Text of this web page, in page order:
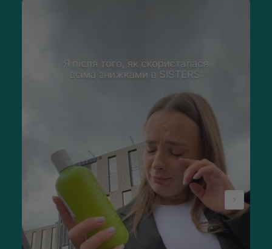
розпадається і справляє неохайне враження. Причиною є
мокра шкіра голови. Для боротьби з цією поширеною
регулювальний шампунь. Секрет нормалізації полягає в
ефективному комплексі активних інгредієнтів, який
дбайливо очищає волосся, зменшуючи при цьому
небажане потовиділення шкірою голови. Чистота й об'єм
Ціна, яку покупець заплатить за фірмовий шампунь La
Biosthetique, - це вартість здоров'я і краси власного
волосся. Правильно підбираючи продукцію під свій тип
пасом, користувач забезпечить локонам повноцінне
живлення і довготривале зволоження.
Онлайн-покупка косметики для тіла
та волосся